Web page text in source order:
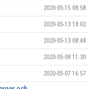
2020-05-15 08:58
2020-05-13 18:02
2020-05-13 08:48
2020-05-08 11:30
2020-05-07 16:57